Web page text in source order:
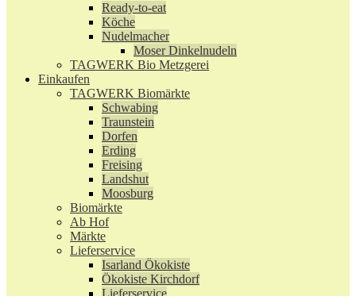
Ready-to-eat
Köche
Nudelmacher
Moser Dinkelnudeln
TAGWERK Bio Metzgerei
Einkaufen
TAGWERK Biomärkte
Schwabing
Traunstein
Dorfen
Erding
Freising
Landshut
Moosburg
Biomärkte
Ab Hof
Märkte
Lieferservice
Isarland Ökokiste
Ökokiste Kirchdorf
Lieferservice